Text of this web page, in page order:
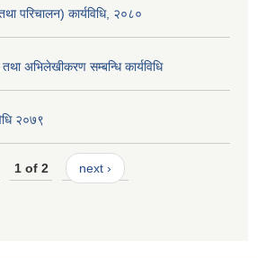
परिचालन) कार्यविधि, २०८०
अभिलेखीकरण सम्बन्धि कार्यविधि
२०७९
1 of 2 next ›